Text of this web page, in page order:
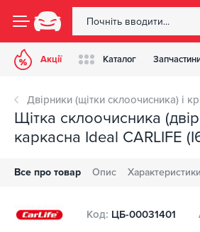
Акції Каталог
Двірники (щітки склоочисника) і
Щітка склоочисника
каркасна Ideal CARLIFE
Все про товар Опис Характеристики
Код: ЦБ-00031401